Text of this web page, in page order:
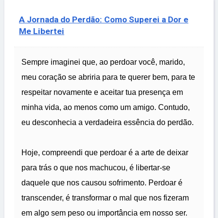
A Jornada do Perdão: Como Superei a Dor e
Me Libertei
Sempre imaginei que, ao perdoar você, marido,
meu coração se abriria para te querer bem, para te
respeitar novamente e aceitar tua presença em
minha vida, ao menos como um amigo. Contudo,
eu desconhecia a verdadeira essência do perdão.
Hoje, compreendi que perdoar é a arte de deixar
para trás o que nos machucou, é libertar-se
daquele que nos causou sofrimento. Perdoar é
transcender, é transformar o mal que nos fizeram
em algo sem peso ou importância em nosso ser.